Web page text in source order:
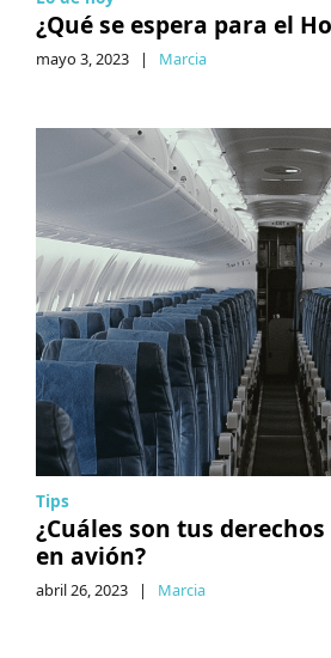
¿Qué se espera para el
mayo 3, 2023 | Marcia
Tips
¿Cuáles son tus
en avión?
abril 26, 2023 | Marcia